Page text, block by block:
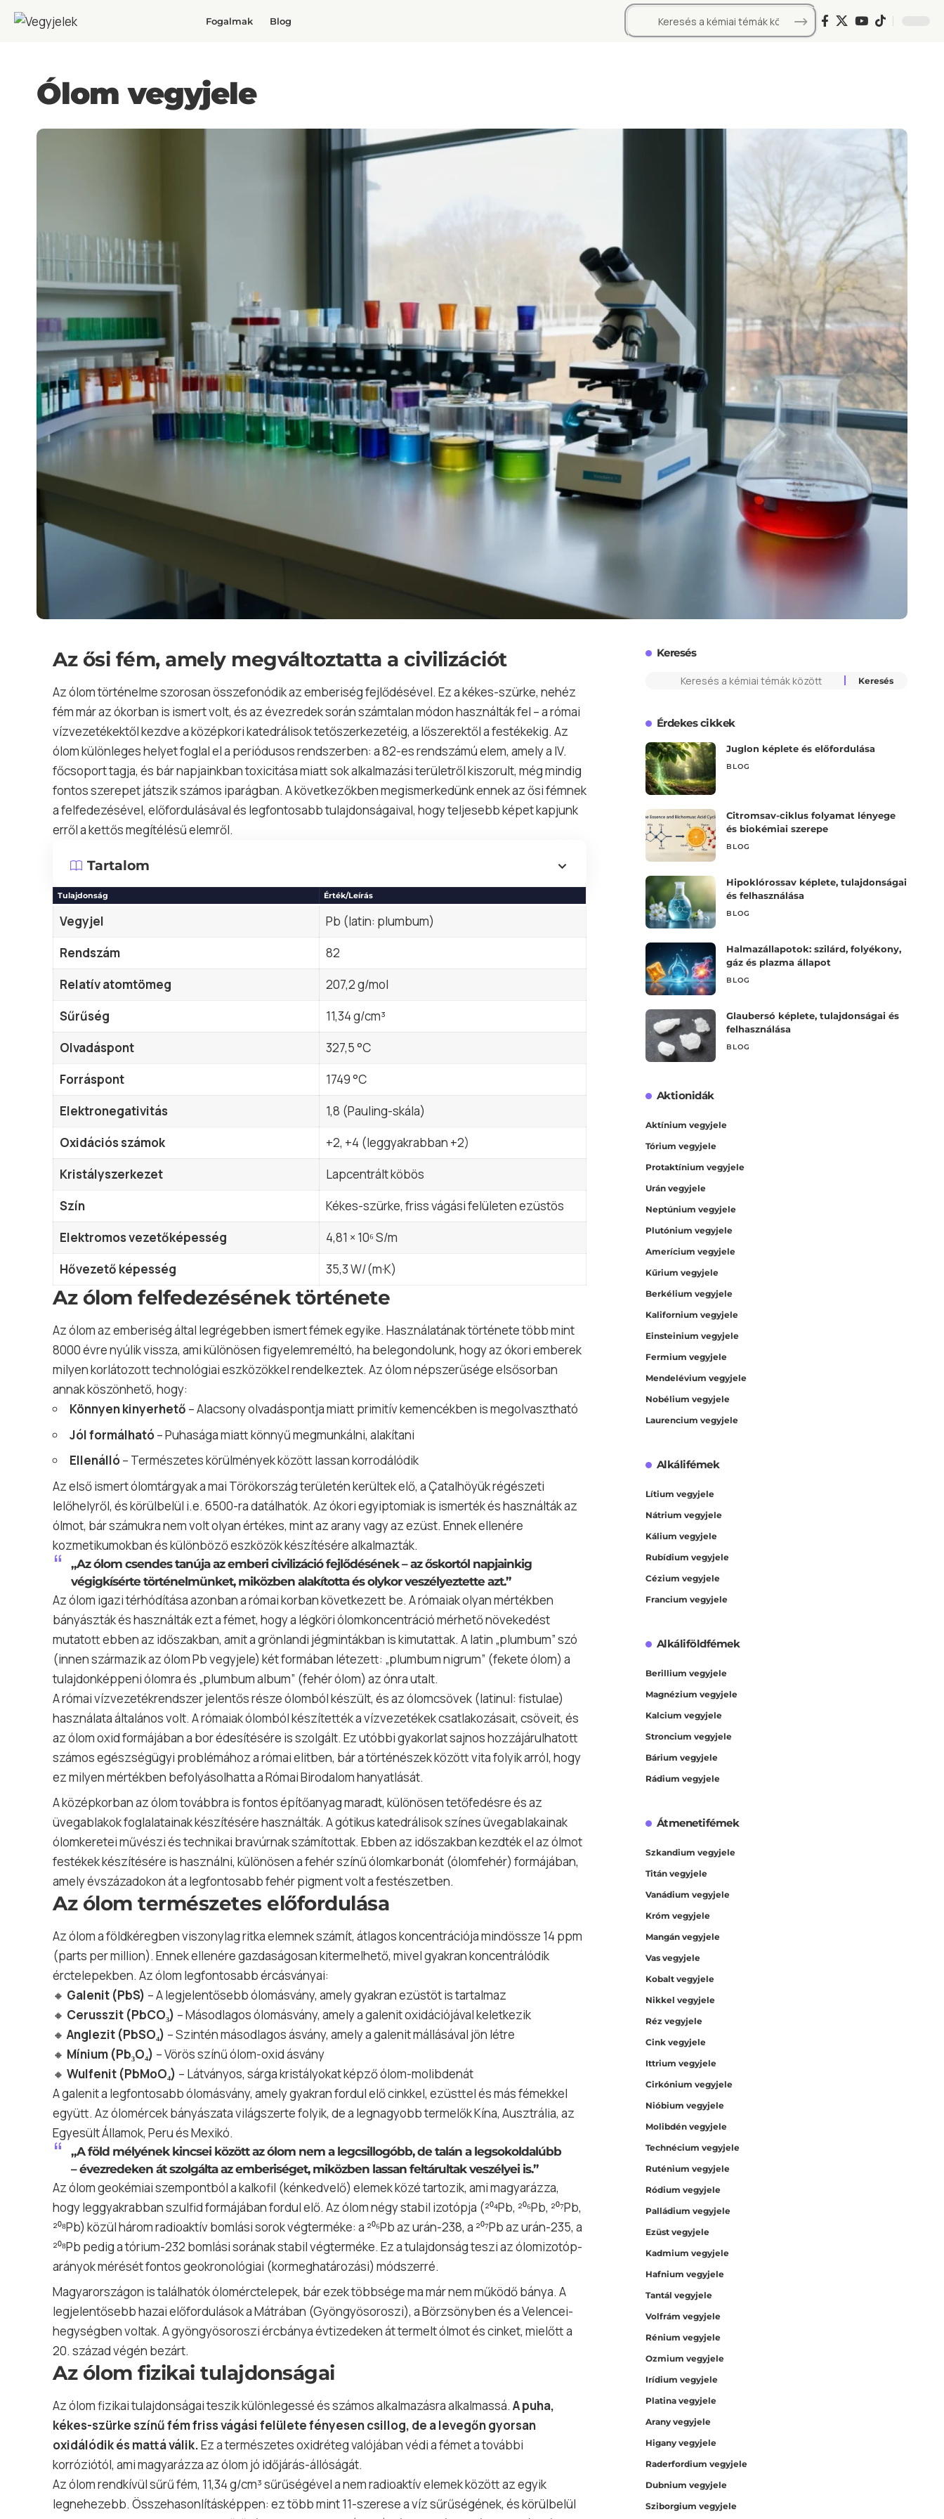
Fogalmak Blog
Ólom vegyjele
Az ősi fém, amely megváltoztatta a civilizációt
Az ólom történelme szorosan összefonódik az emberiség fejlődésével. Ez a kékes-szürke, nehéz
fém már az ókorban is ismert volt, és az évezredek során számtalan módon használták fel – a római
vízvezetékektől kezdve a középkori katedrálisok tetőszerkezetéig, a lőszerektől a festékekig. Az
ólom különleges helyet foglal el a periódusos rendszerben: a 82-es rendszámúelem, amely a IV.
főcsoport tagja, és bár napjainkban toxicitása miatt sok alkalmazási területről kiszorult, még mindig
fontos szerepet játszik számos iparágban. A következőkben megismerkedünk ennek az ősi fémnek
a felfedezésével, előfordulásával és legfontosabb tulajdonságaival, hogy teljesebb képet kapjunk
erről a kettős megítélésű elemről.
Tartalom
Tulajdonság Érték/Leírás
Vegyjel
Pb (latin: plumbum)
Rendszám
82
Relatív atomtömeg
207,2 g/mol
Sűrűség
11,34 g/cm³
Olvadáspont
327,5 °C
Forráspont
1749 °C
Elektronegativitás
1,8 (Pauling-skála)
Oxidációs számok
+2, +4 (leggyakrabban +2)
Kristályszerkezet
Lapcentrált köbös
Szín
Kékes-szürke, friss vágási felületen ezüstös
Elektromos vezetőképesség
4,81 × 10⁶ S/m
Hővezető képesség
35,3 W/(m·K)
Az ólom felfedezésének története
Az ólom az emberiség által legrégebben ismert fémek egyike. Használatának története több mint
8000 évre nyúlik vissza, ami különösen figyelemreméltó, ha belegondolunk, hogy az ókori emberek
milyen korlátozott technológiai eszközökkel rendelkeztek. Az ólom népszerűsége elsősorban
annak köszönhető, hogy:
Könnyen kinyerhető – Alacsony olvadáspontja miatt primitív kemencékben is megolvasztható
Jól formálható– Puhasága miatt könnyű megmunkálni, alakítani
Ellenálló– Természetes körülmények között lassan korrodálódik
Az első ismert ólomtárgyak a mai Törökország területén kerültek elő, a Çatalhöyük régészeti
lelőhelyről, és körülbelül i.e. 6500-ra datálhatók. Az ókori egyiptomiak is ismerték és használták az
ólmot, bár számukra nem volt olyan értékes, mint az arany vagy az ezüst. Ennek ellenére
kozmetikumokban és különböző eszközök készítésére alkalmazták.
„Az ólom csendes tanúja az emberi civilizáció fejlődésének – az őskortól napjainkig
végigkísérte történelmünket, miközben alakította és olykor veszélyeztette azt.”
Az ólom igazi térhódítása azonban a római korban következett be. A rómaiak olyan mértékben
bányászták és használták ezt a fémet, hogy a légköri ólomkoncentráció mérhető növekedést
mutatott ebben az időszakban, amit a grönlandi jégmintákban is kimutattak. A latin „plumbum” szó
(innen származik az ólom Pb vegyjele) két formában létezett: „plumbum nigrum” (fekete ólom) a
tulajdonképpeni ólomra és „plumbum album” (fehér ólom) az ónra utalt.
A római vízvezetékrendszer jelentős része ólomból készült, és az ólomcsövek (latinul: fistulae)
használata általános volt. A rómaiak ólomból készítették a vízvezetékek csatlakozásait, csöveit, és
az ólom oxid formájában a bor édesítésére is szolgált. Ez utóbbi gyakorlat sajnos hozzájárulhatott
számos egészségügyi problémához a római elitben, bár a történészek között vita folyik arról, hogy
ez milyen mértékben befolyásolhatta a Római Birodalom hanyatlását.
A középkorban az ólom továbbra is fontos építőanyag maradt, különösen tetőfedésre és az
üvegablakok foglalatainak készítésére használták. A gótikus katedrálisok színes üvegablakainak
ólomkeretei művészi és technikai bravúrnak számítottak. Ebben az időszakban kezdték el az ólmot
festékek készítésére is használni, különösen a fehér színű ólomkarbonát (ólomfehér) formájában,
amely évszázadokon át a legfontosabb fehér pigment volt a festészetben.
Az ólom természetes előfordulása
Az ólom a földkéregben viszonylag ritka elemnek számít, átlagos koncentrációja mindössze 14 ppm
(parts per million). Ennek ellenére gazdaságosan kitermelhető, mivel gyakran koncentrálódik
érctelepekben. Az ólom legfontosabb ércásványai:
🔸 Galenit (PbS) – A legjelentősebb ólomásvány, amely gyakran ezüstöt is tartalmaz
🔸 Cerusszit (PbCO₃) – Másodlagos ólomásvány, amely a galenit oxidációjával keletkezik
🔸Anglezit (PbSO₄) – Szintén másodlagos ásvány, amely a galenit mállásával jön létre
🔸 Mínium (Pb₃O₄) – Vörös színű ólom-oxid ásvány
🔸Wulfenit (PbMoO₄) – Látványos, sárga kristályokat képző ólom-molibdenát
A galenit a legfontosabb ólomásvány, amely gyakran fordul elő cinkkel, ezüsttel és más fémekkel
együtt. Az ólomércek bányászata világszerte folyik, de a legnagyobb termelők Kína, Ausztrália, az
Egyesült Államok, Peru és Mexikó.
„A föld mélyének kincsei között az ólom nem a legcsillogóbb, de talán a legsokoldalúbb
– évezredeken át szolgálta az emberiséget, miközben lassan feltárultak veszélyei is.”
Az ólom geokémiai szempontból a kalkofil (kénkedvelő) elemek közé tartozik, ami magyarázza,
hogy leggyakrabban szulfid formájában fordul elő. Az ólom négy stabil izotópja (²⁰⁴Pb, ²⁰⁶Pb, ²⁰⁷Pb,
²⁰⁸Pb) közül három radioaktív bomlási sorok végterméke: a ²⁰⁶Pb azurán-238, a ²⁰⁷Pb az urán-235, a
²⁰⁸Pb pedig a tórium-232 bomlási sorának stabil végterméke. Ez a tulajdonság teszi az ólomizotóp-
arányok mérését fontos geokronológiai (kormeghatározási) módszerré.
Magyarországon is találhatók ólomérctelepek, bár ezek többsége ma már nem működő bánya. A
legjelentősebb hazai előfordulások a Mátrában (Gyöngyösoroszi), a Börzsönyben és a Velencei-
hegységben voltak. A gyöngyösoroszi ércbánya évtizedeken át termelt ólmot és cinket, mielőtt a
20. század végén bezárt.
Az ólom fizikai tulajdonságai
Az ólom fizikai tulajdonságai teszik különlegessé és számos alkalmazásra alkalmassá.A puha,
kékes-szürke színű fém friss vágási felülete fényesen csillog, de a levegőn gyorsan
oxidálódik és mattá válik.Ez a természetes oxidréteg valójában védi a fémet a további
korróziótól, ami magyarázza az ólom jó időjárás-állóságát.
Az ólom rendkívül sűrű fém, 11,34 g/cm³ sűrűségével a nem radioaktív elemek között az egyik
legnehezebb. Összehasonlításképpen: ez több mint 11-szerese a víz sűrűségének, és körülbelül
Keresés
Érdekes cikkek
Juglon képlete és előfordulása
BLOG
Citromsav-ciklus folyamat lényege
és biokémiai szerepe
BLOG
Hipoklórossav képlete, tulajdonságai
és felhasználása
BLOG
Halmazállapotok: szilárd, folyékony,
gáz és plazma állapot
BLOG
Glaubersó képlete, tulajdonságai és
felhasználása
BLOG
Aktionidák
Aktínium vegyjele
Tórium vegyjele
Protaktínium vegyjele
Urán vegyjele
Neptúnium vegyjele
Plutónium vegyjele
Amerícium vegyjele
Kűrium vegyjele
Berkélium vegyjele
Kalifornium vegyjele
Einsteinium vegyjele
Fermium vegyjele
Mendelévium vegyjele
Nobélium vegyjele
Laurencium vegyjele
Alkálifémek
Lítium vegyjele
Nátrium vegyjele
Kálium vegyjele
Rubídium vegyjele
Cézium vegyjele
Francium vegyjele
Alkáliföldfémek
Berillium vegyjele
Magnézium vegyjele
Kalcium vegyjele
Stroncium vegyjele
Bárium vegyjele
Rádium vegyjele
Átmenetifémek
Szkandium vegyjele
Titán vegyjele
Vanádium vegyjele
Króm vegyjele
Mangán vegyjele
Vas vegyjele
Kobalt vegyjele
Nikkel vegyjele
Réz vegyjele
Cink vegyjele
Ittrium vegyjele
Cirkónium vegyjele
Nióbium vegyjele
Molibdén vegyjele
Technécium vegyjele
Ruténium vegyjele
Ródium vegyjele
Palládium vegyjele
Ezüst vegyjele
Kadmium vegyjele
Hafnium vegyjele
Tantál vegyjele
Volfrám vegyjele
Rénium vegyjele
Ozmium vegyjele
Irídium vegyjele
Platina vegyjele
Arany vegyjele
Higany vegyjele
Raderfordium vegyjele
Dubnium vegyjele
Sziborgium vegyjele